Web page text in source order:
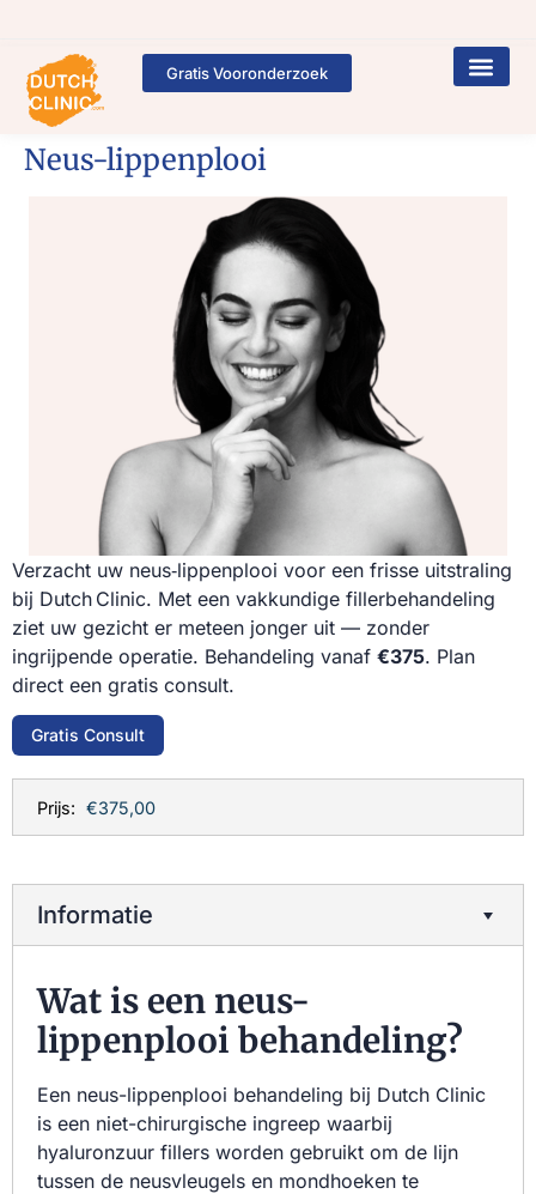
Gratis Vooronderzoek
Neus-lippenplooi
Verzacht uw neus‑lippenplooi voor een frisse uitstraling
bij Dutch Clinic. Met een vakkundige filler­behandeling
ziet uw gezicht er meteen jonger uit — zonder
ingrijpende operatie. Behandeling vanaf €375. Plan
direct een gratis consult.
Gratis Consult
Prijs: €375,00
Informatie
Wat is een neus-
lippenplooi behandeling?
Een neus-lippenplooi behandeling bij Dutch Clinic
is een niet-chirurgische ingreep waarbij
hyaluronzuur fillers worden gebruikt om de lijn
tussen de neusvleugels en mondhoeken te